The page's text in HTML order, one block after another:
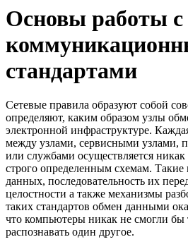
Основы работы с
стандартами
Сетевые правила образуют собой
определяют, каким образом узлы
электронной инфраструктуре.
между узлами, сервисными узлами,
или службами осуществляется
строго определенным схемам. Такие
данных, последовательность их
целостности а также механизмы
таких стандартов обмен данными
что компьютеры никак не смогли бы
распознавать один другое.